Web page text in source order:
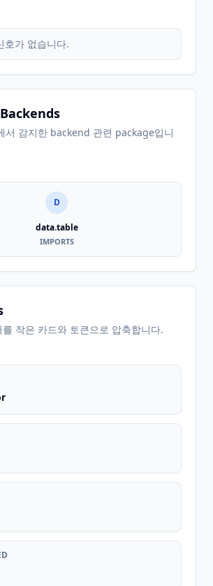
호가 없습니다.
서 감지한 backend 관련 package입니
D
data.table
IMPORTS
작은 카드와 토큰으로 압축합니다.